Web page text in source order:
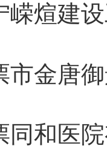
宁
市金唐
未
票